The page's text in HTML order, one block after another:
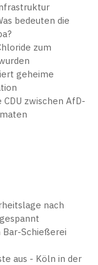
bedeuten die
zum
geheime
zwischen AfD-
nach
Bar-Schießerei
aus - Köln in der